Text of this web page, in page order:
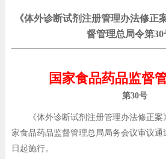
《体外诊断试剂注册管理办法修正
督管理总局令第30
国家食品药品监督
第30号
《体外诊断试剂注册管理办法修正案
家食品药品监督管理总局局务会议审议通
日起施行。